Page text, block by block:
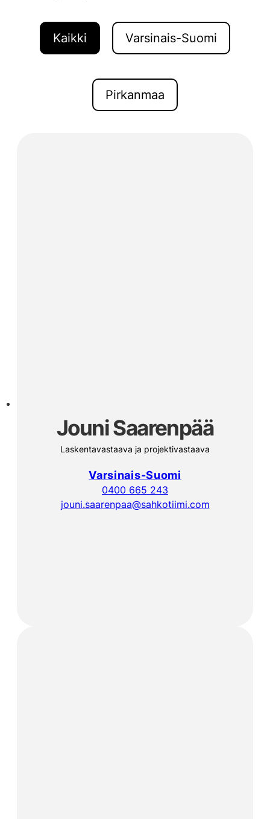
Kaikki Varsinais-Suomi
Pirkanmaa
Jouni Saarenpää
Laskentavastaava ja projektivastaava
Varsinais-Suomi
0400 665 243
jouni.saarenpaa@sahkotiimi.com